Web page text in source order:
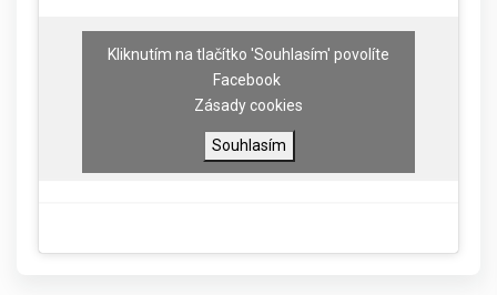
Kliknutím na tlačítko 'Souhlasím' povolíte
Facebook
Zásady cookies
Souhlasím